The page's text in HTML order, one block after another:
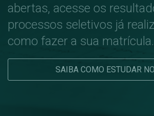
abertas, acesse os
processos seletivos já
como fazer a sua matrícula.
SAIBA COMO ESTUDAR